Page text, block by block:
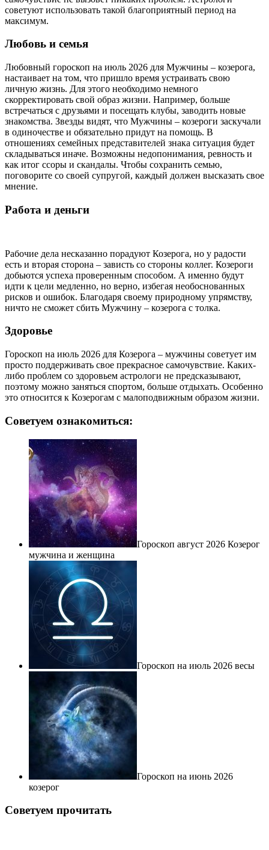
советуют использовать такой благоприятный период на
максимум.
Любовь и семья
Любовный гороскоп на июль 2026 для Мужчины – козерога,
настаивает на том, что пришло время устраивать свою
личную жизнь. Для этого необходимо немного
скорректировать свой образ жизни. Например, больше
встречаться с друзьями и посещать клубы, заводить новые
знакомства. Звезды видят, что Мужчины – козероги заскучали
в одиночестве и обязательно придут на помощь. В
отношениях семейных представителей знака ситуация будет
складываться иначе. Возможны недопонимания, ревность и
как итог ссоры и скандалы. Чтобы сохранить семью,
поговорите со своей супругой, каждый должен высказать свое
мнение.
Работа и деньги
Рабочие дела несказанно порадуют Козерога, но у радости
есть и вторая сторона – зависть со стороны коллег. Козероги
добьются успеха проверенным способом. А именно будут
идти к цели медленно, но верно, избегая необоснованных
рисков и ошибок. Благодаря своему природному упрямству,
ничто не сможет сбить Мужчину – козерога с толка.
Здоровье
Гороскоп на июль 2026 для Козерога – мужчины советует им
просто поддерживать свое прекрасное самочувствие. Каких-
либо проблем со здоровьем астрологи не предсказывают,
поэтому можно заняться спортом, больше отдыхать. Особенно
это относится к Козерогам с малоподвижным образом жизни.
Советуем ознакомиться:
Гороскоп август 2026 Козерог
мужчина и женщина
Гороскоп на июль 2026 весы
Гороскоп на июнь 2026
козерог
Советуем прочитать